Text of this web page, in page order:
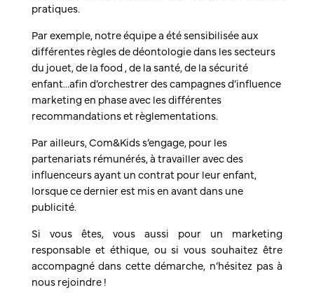
pratiques.
Par exemple, notre équipe a été sensibilisée aux
différentes règles de déontologie dans les secteurs
du jouet, de la food , de la santé, de la sécurité
enfant…afin d’orchestrer des campagnes d’influence
marketing en phase avec les différentes
recommandations et règlementations.
Par ailleurs, Com&Kids s’engage, pour les
partenariats rémunérés, à travailler avec des
influenceurs ayant un contrat pour leur enfant,
lorsque ce dernier est mis en avant dans une
publicité.
Si vous êtes, vous aussi pour un marketing
responsable et éthique, ou si vous souhaitez être
accompagné dans cette démarche, n’hésitez pas à
nous rejoindre !